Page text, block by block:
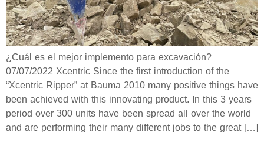
¿Cuál es el mejor implemento para excavación?
07/07/2022 Xcentric Since the first introduction of the
“Xcentric Ripper” at Bauma 2010 many positive things have
been achieved with this innovating product. In this 3 years
period over 300 units have been spread all over the world
and are performing their many different jobs to the great […]